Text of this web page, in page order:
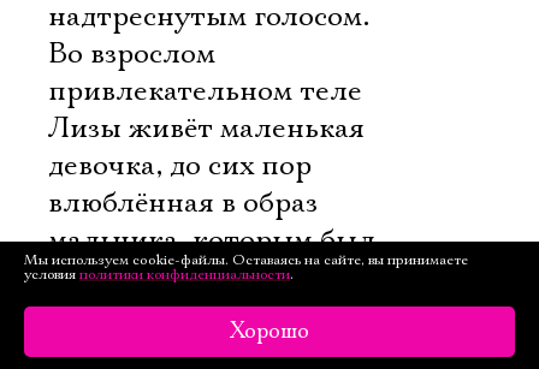
надтреснутым голосом.
Во взрослом
привлекательном теле
Лизы живёт маленькая
девочка, до сих пор
влюблённая в образ
мальчика, которым был
когда-то Кроль. Не просто
так героиня Кутеповой
говорит об этом со сцены.
Мы используем cookie-файлы. Оставаясь на сайте, вы принимаете
условия политики конфиденциальности.
Хорошо